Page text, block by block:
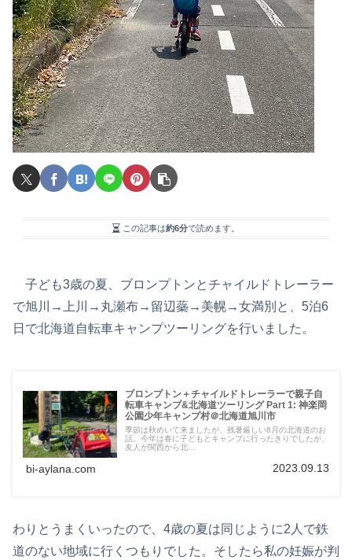
この記事は約6分で読めます。
子ども3歳の夏、ブロンプトンとチャイルドトレーラー
で旭川→上川→丸瀬布→留辺蘂→美幌→女満別と、5泊6
日で北海道自転車キャンプツーリングを行いました。
ブロンプトン＋チャイルドトレーラーで親子自
転車キャンプ&北海道ツーリング Part 1: 神楽岡
公園少年キャンプ村＠北海道旭川市
季節は秋めいて来ましたが、残暑厳しい8月の北海道のお
話。今年は春に子どもとキャンプに行ったきりでしたが、
友人が関西から北…
bi-aylana.com 2023.09.13
わりとうまくいったので、4歳の夏は同じように2人で鉄
道のない地域に行くつもりでした。そしたら私の妊娠が判